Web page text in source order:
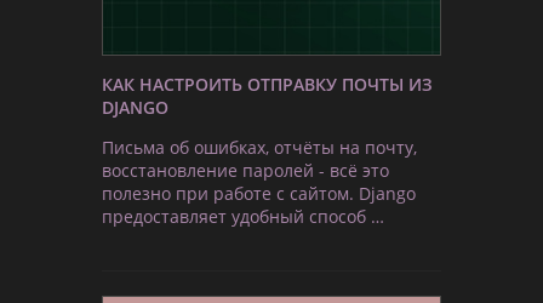
КАК НАСТРОИТЬ ОТПРАВКУ ПОЧТЫ ИЗ
DJANGO
Письма об ошибках, отчёты на почту,
восстановление паролей - всё это
полезно при работе с сайтом. Django
предоставляет удобный способ …